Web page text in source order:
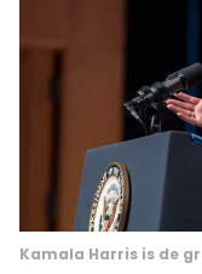
Kamala Harris is de